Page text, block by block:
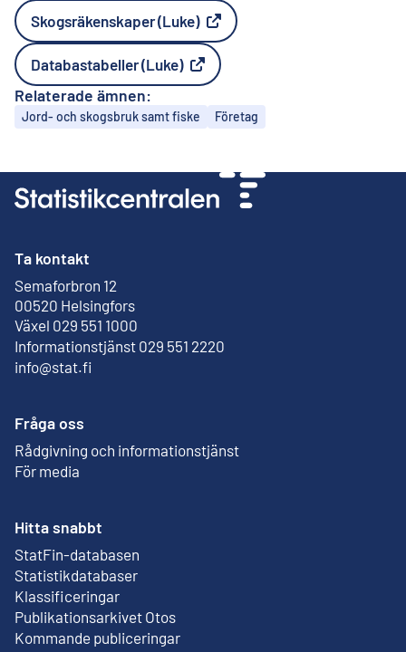
Skogsräkenskaper (Luke)
Extern länk
Databastabeller (Luke)
Extern länk
Relaterade ämnen:
Ämnen
Jord- och skogsbruk samt fiske Företag
Ta kontakt
Semaforbron 12
00520 Helsingfors
Extern länk
Växel 029 551 1000
Informationstjänst 029 551 2220
info@stat.fi
Fråga oss
Rådgivning och informationstjänst
För media
Hitta snabbt
StatFin-databasen
Extern länk
Statistikdatabaser
Klassificeringar
Publikationsarkivet Otos
Extern länk
Kommande publiceringar